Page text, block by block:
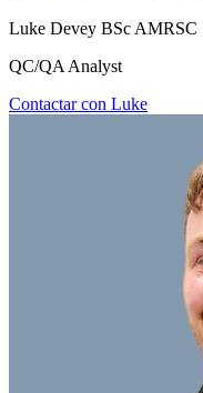
Luke Devey BSc AMRSC
QC/QA Analyst
Contactar con Luke